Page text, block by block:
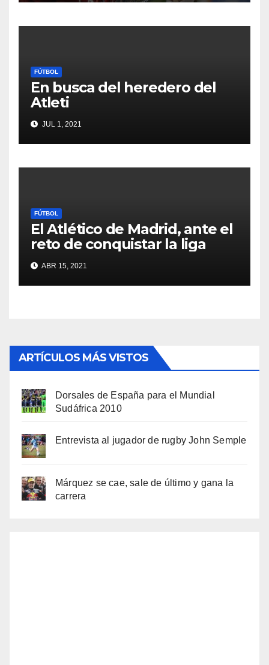
FÚTBOL
En busca del heredero del
Atleti
JUL 1, 2021
FÚTBOL
El Atlético de Madrid, ante el
reto de conquistar la liga
ABR 15, 2021
ARTÍCULOS MÁS VISTOS
Dorsales de España para el Mundial
Sudáfrica 2010
Entrevista al jugador de rugby John Semple
Márquez se cae, sale de último y gana la
carrera